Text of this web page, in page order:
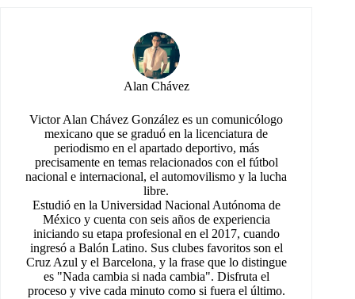
Alan Chávez
Victor Alan Chávez González es un comunicólogo
mexicano que se graduó en la licenciatura de
periodismo en el apartado deportivo, más
precisamente en temas relacionados con el fútbol
nacional e internacional, el automovilismo y la lucha
libre.
Estudió en la Universidad Nacional Autónoma de
México y cuenta con seis años de experiencia
iniciando su etapa profesional en el 2017, cuando
ingresó a Balón Latino. Sus clubes favoritos son el
Cruz Azul y el Barcelona, y la frase que lo distingue
es "Nada cambia si nada cambia". Disfruta el
proceso y vive cada minuto como si fuera el último.